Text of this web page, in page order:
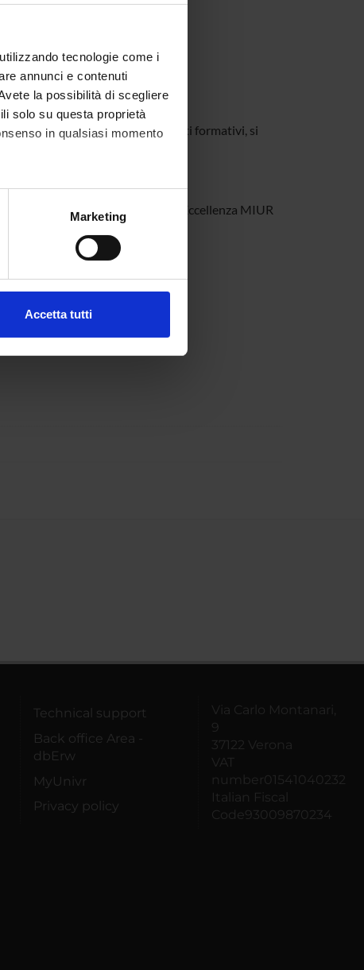
tecnologie come i
annunci e contenuti
la possibilità di scegliere
solo su questa proprietà
in qualsiasi momento
metro,Marketing
Accetta tutti
Per l'accreditamento dei crediti formativi, si
nell’ambito del Progetto di Eccellenza MIUR
Technical support
Back office Area -
dbErw
MyUnivr
Privacy policy
Via Carlo Montanari,
9
37122 Verona
VAT
number01541040232
Italian Fiscal
Code93009870234